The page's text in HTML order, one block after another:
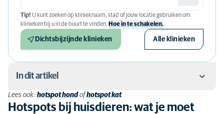
Tip! U kunt zoeken op klinieknaam, stad of jouw locatie gebruiken om
klinieken bij u in de buurt te vinden. Hoe in te schakelen.
Dichtsbijzijnde klinieken Alle klinieken
In dit artikel
Hotspots bij huisdieren: wat je moet weten
Lees ook: hotspot hondofhotspot kat
Hotspots bij huisdieren: wat je moet